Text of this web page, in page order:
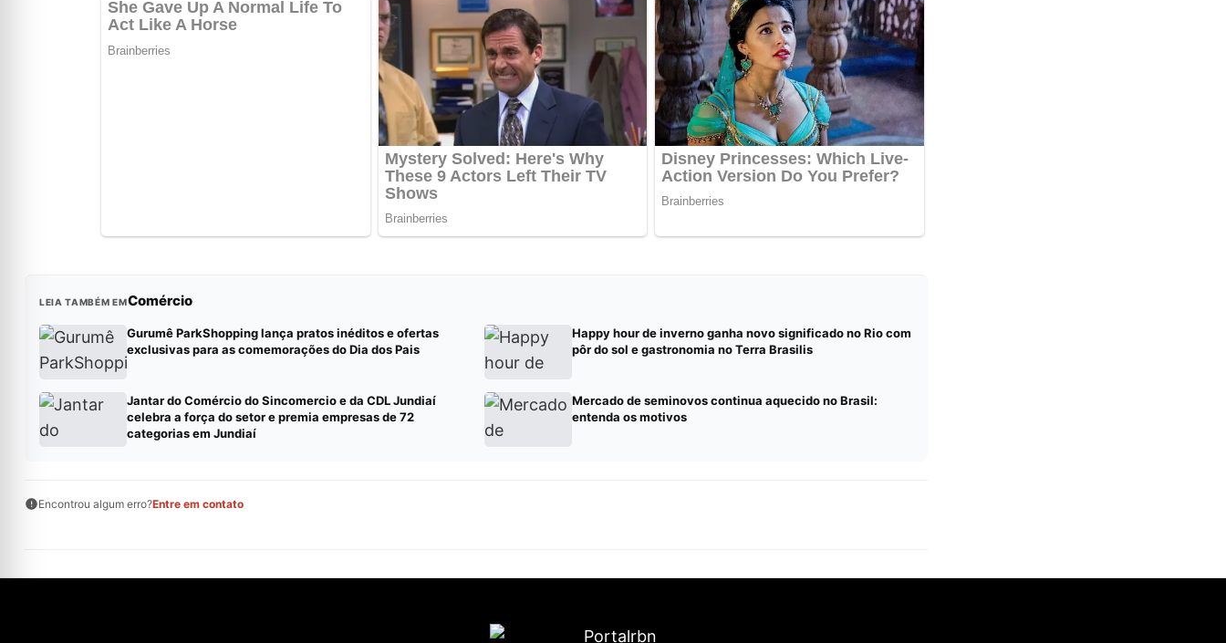
LEIA TAMBÉM EMComércio
Gurumê ParkShopping lança pratos inéditos e ofertas
exclusivas para as comemorações do Dia dos Pais
Happy hour de inverno ganha novo significado no Rio com
pôr do sol e gastronomia no Terra Brasilis
Jantar do Comércio do Sincomercio e da CDL Jundiaí
celebra a força do setor e premia empresas de 72
categorias em Jundiaí
Mercado de seminovos continua aquecido no Brasil:
entenda os motivos
Encontrou algum erro?Entre em contato